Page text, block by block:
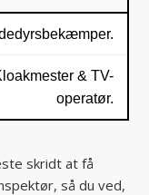
& TV-
operatør.
skridt at få
så du ved,